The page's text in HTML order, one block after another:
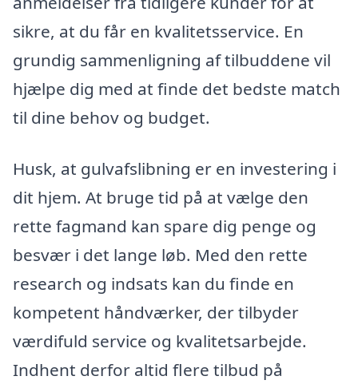
sikre, at du får en kvalitetsservice. En
grundig sammenligning af tilbuddene vil
hjælpe dig med at finde det bedste match
til dine behov og budget.
Husk, at gulvafslibning er en investering i
dit hjem. At bruge tid på at vælge den
rette fagmand kan spare dig penge og
besvær i det lange løb. Med den rette
research og indsats kan du finde en
kompetent håndværker, der tilbyder
værdifuld service og kvalitetsarbejde.
Indhent derfor altid flere tilbud på